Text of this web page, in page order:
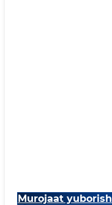
Murojaat yuborish